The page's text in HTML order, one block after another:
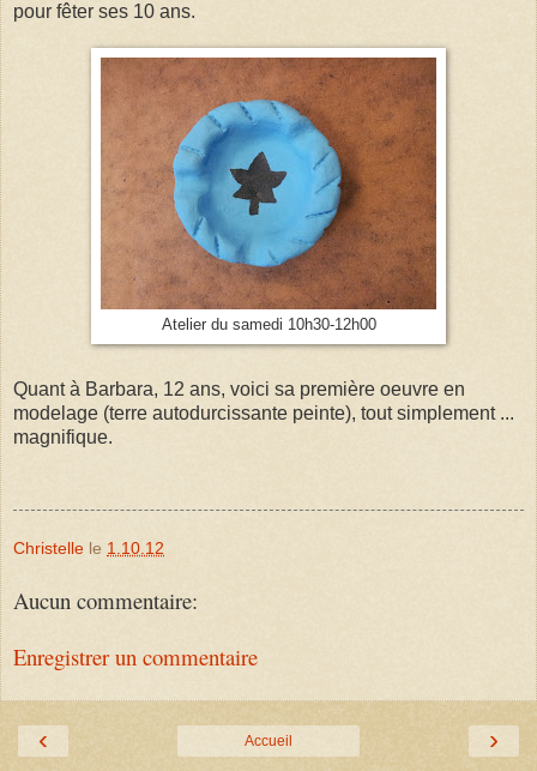
pour fêter ses 10 ans.
Atelier du samedi 10h30-12h00
Quant à Barbara, 12 ans, voici sa première oeuvre en
modelage (terre autodurcissante peinte), tout simplement ...
magnifique.
Christelle le 1.10.12
Aucun commentaire:
Enregistrer un commentaire
‹ ›
Accueil